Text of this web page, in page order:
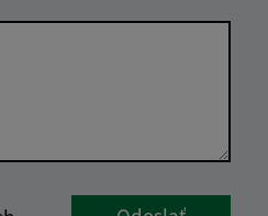
Google reCaptcha Response